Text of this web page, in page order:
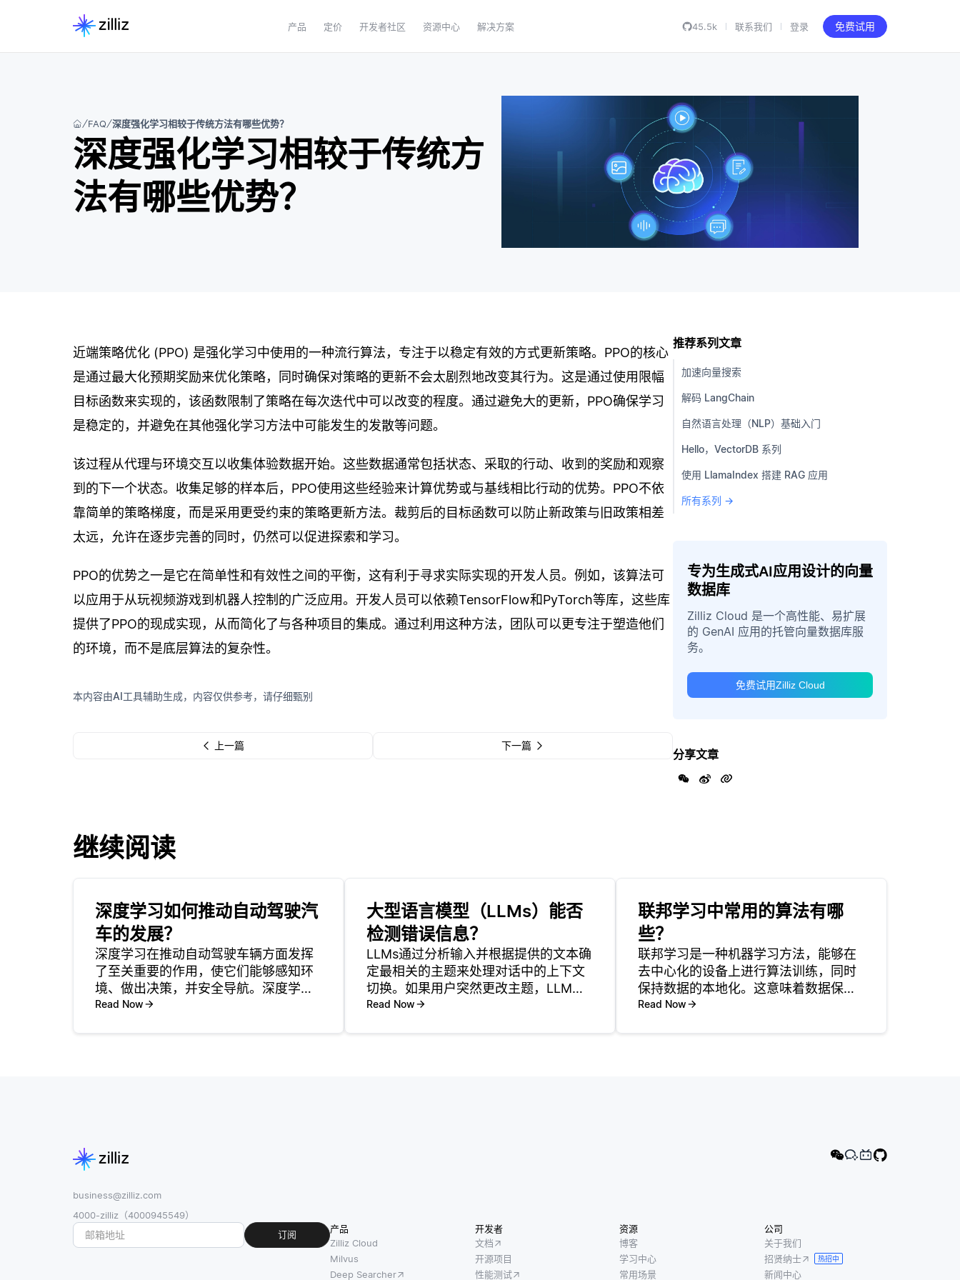
产品 定价 开发者社区 资源中心 解决方案 45.5k 联系我们 登录 免费试用
FAQ 深度强化学习相较于传统方法有哪些优势？
深度强化学习相较于传统方
法有哪些优势？
近端策略优化 (PPO) 是强化学习中使用的一种流行算法，专注于以稳定有效的方式更新策略。PPO的核心
是通过最大化预期奖励来优化策略，同时确保对策略的更新不会太剧烈地改变其行为。这是通过使用限幅
目标函数来实现的，该函数限制了策略在每次迭代中可以改变的程度。通过避免大的更新，PPO确保学习
是稳定的，并避免在其他强化学习方法中可能发生的发散等问题。
该过程从代理与环境交互以收集体验数据开始。这些数据通常包括状态、采取的行动、收到的奖励和观察
到的下一个状态。收集足够的样本后，PPO使用这些经验来计算优势或与基线相比行动的优势。PPO不依
靠简单的策略梯度，而是采用更受约束的策略更新方法。裁剪后的目标函数可以防止新政策与旧政策相差
太远，允许在逐步完善的同时，仍然可以促进探索和学习。
PPO的优势之一是它在简单性和有效性之间的平衡，这有利于寻求实际实现的开发人员。例如，该算法可
以应用于从玩视频游戏到机器人控制的广泛应用。开发人员可以依赖TensorFlow和PyTorch等库，这些库
提供了PPO的现成实现，从而简化了与各种项目的集成。通过利用这种方法，团队可以更专注于塑造他们
的环境，而不是底层算法的复杂性。
本内容由AI工具辅助生成，内容仅供参考，请仔细甄别
上一篇 下一篇
推荐系列文章
加速向量搜索
解码 LangChain
自然语言处理（NLP）基础入门
Hello，VectorDB 系列
使用 LlamaIndex 搭建 RAG 应用
所有系列 →
专为生成式AI应用设计的向量
数据库
Zilliz Cloud 是一个高性能、易扩展
的 GenAI 应用的托管向量数据库服
务。
免费试用Zilliz Cloud
分享文章
继续阅读
深度学习如何推动自动驾驶汽
车的发展？
深度学习在推动自动驾驶车辆方面发挥
了至关重要的作用，使它们能够感知环
境、做出决策，并安全导航。深度学习
的核心是利用人工神经网络处理来自各
Read Now
大型语言模型（LLMs）能否
检测错误信息？
LLMs通过分析输入并根据提供的文本确
定最相关的主题来处理对话中的上下文
切换。如果用户突然更改主题，LLM会
尝试通过关注新输入来进行调整，同时
Read Now
联邦学习中常用的算法有哪
些？
联邦学习是一种机器学习方法，能够在
去中心化的设备上进行算法训练，同时
保持数据的本地化。这意味着数据保留
在用户设备上，从而增强了隐私和安全
Read Now
business@zilliz.com
4000-zilliz（4000945549）
订阅
产品
Zilliz Cloud
Milvus
Deep Searcher
开发者
文档
开源项目
性能测试
资源
博客
学习中心
常用场景
公司
关于我们
招贤纳士
热招中
新闻中心